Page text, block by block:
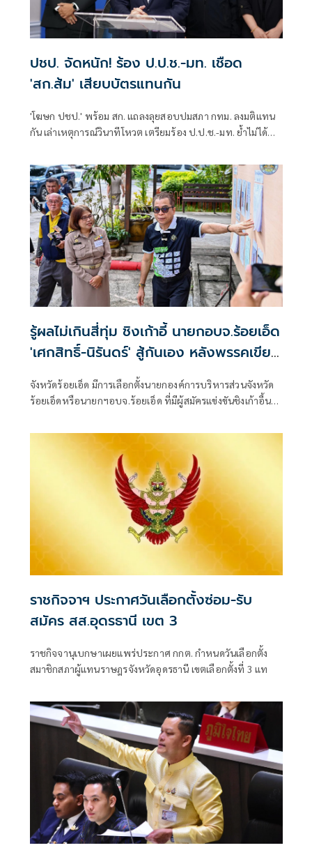
ปชป. จัดหนัก! ร้อง ป.ป.ช.-มท. เชือด
'สก.ส้ม' เสียบบัตรแทนกัน
'โฆษก ปชป.' พร้อม สก. แถลงลุยสอบปมสภา กทม. ลงมติแทน
กัน เล่าเหตุการณ์วินาทีโหวต เตรียมร้อง ป.ป.ช.-มท. ย้ำไม่ได้
รู้ผลไม่เกินสี่ทุ่ม ชิงเก้าอี้ นายกอบจ.ร้อยเอ็ด
'เศกสิทธิ์-นิรันดร์' สู้กันเอง หลังพรรคเขียว
จังหวัดร้อยเอ็ด มีการเลือกตั้งนายกองค์การบริหารส่วนจังหวัด
ร้อยเอ็ดหรือนายกฯอบจ.ร้อยเอ็ด ที่มีผู้สมัครแข่งขันชิงเก้าอี้นา
ราชกิจจาฯ ประกาศวันเลือกตั้งซ่อม-รับ
สมัคร สส.อุดรธานี เขต 3
ราชกิจจานุเบกษาเผยแพร่ประกาศ กกต. กำหนดวันเลือกตั้ง
สมาชิกสภาผู้แทนราษฎรจังหวัดอุดรธานี เขตเลือกตั้งที่ 3 แท